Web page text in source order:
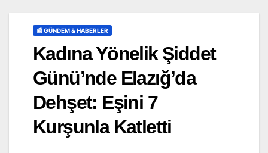
📰 GÜNDEM & HABERLER
Kadına Yönelik Şiddet
Günü’nde Elazığ’da
Dehşet: Eşini 7
Kurşunla Katletti